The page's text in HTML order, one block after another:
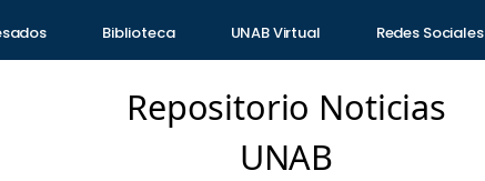
Biblioteca UNAB Virtual Redes Sociales
Repositorio Noticias
UNAB